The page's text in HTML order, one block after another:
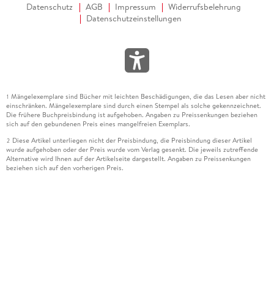
Datenschutz AGB Impressum
Widerrufsbelehrung
Datenschutzeinstellungen
1 Mängelexemplare sind Bücher mit leichten Beschädigungen, die das Lesen aber nicht
einschränken. Mängelexemplare sind durch einen Stempel als solche gekennzeichnet.
Die frühere Buchpreisbindung ist aufgehoben. Angaben zu Preissenkungen beziehen
sich auf den gebundenen Preis eines mangelfreien Exemplars.
2 Diese Artikel unterliegen nicht der Preisbindung, die Preisbindung dieser Artikel
wurde aufgehoben oder der Preis wurde vom Verlag gesenkt. Die jeweils zutreffende
Alternative wird Ihnen auf der Artikelseite dargestellt. Angaben zu Preissenkungen
beziehen sich auf den vorherigen Preis.